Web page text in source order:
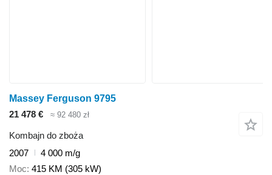
Massey Ferguson 9795
21 478 €
≈ 92 480 zł
Kombajn do zboża
2007
4 000 m/g
Moc 415 KM (305 kW)